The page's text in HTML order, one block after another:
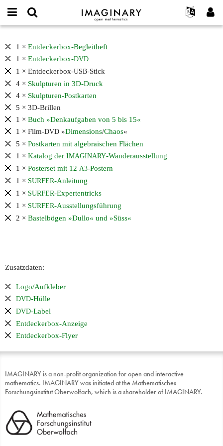
IMAGINARY
open
Français
한국어
Español
Programmes
Interactif
Expositions
Plus...
Projets
Contact
mail
or
username
*
Mot
passe
*
Demander un nouveau mot de passe
Rechercher
Contents
of
the
IMAGINARY
Entdeckerbox
and
available
downloads
1 × Entdeckerbox-Begleitheft
1 × Entdeckerbox-DVD
1 × Entdeckerbox-USB-Stick
4 × Skulpturen in 3D-Druck
4 × Skulpturen-Postkarten
5 × 3D-Brillen
1 × Buch »Denkaufgaben von 5 bis 15«
1 × Film-DVD »Dimensions/Chaos«
5 × Postkarten mit algebraischen Flächen
1 × Katalog der IMAGINARY-Wanderausstellung
1 × Posterset mit 12 A3-Postern
1 × SURFER-Anleitung
1 × SURFER-Expertentricks
1 × SURFER-Ausstellungsführung
2 × Bastelbögen »Dullo« und »Süss«
Zusatzdaten:
Logo/Aufkleber
DVD-Hülle
DVD-Label
Entdeckerbox-Anzeige
Entdeckerbox-Flyer
IMAGINARY is a non-profit organization for open and interactive
mathematics. IMAGINARY was initiated at the Mathematisches
Forschungsinstitut Oberwolfach, which is a shareholder of IMAGINARY.